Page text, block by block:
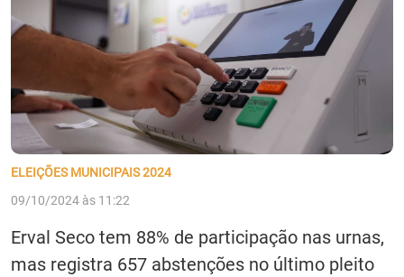
ELEIÇÕES MUNICIPAIS 2024
09/10/2024 às 11:22
Erval Seco tem 88% de participação nas urnas,
mas registra 657 abstenções no último pleito